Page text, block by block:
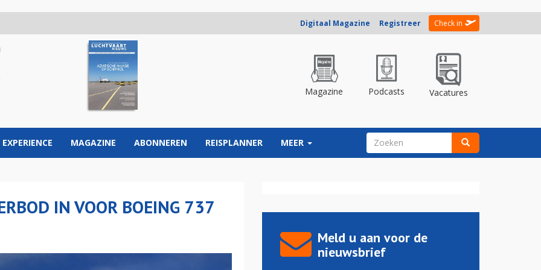
Digitaal Magazine Registreer Check in
Magazine Podcasts Vacatures
EXPERIENCE MAGAZINE ABONNEREN REISPLANNER MEER ZOEKVELD
IN VOOR BOEING 737
Meld u aan voor de
nieuwsbrief